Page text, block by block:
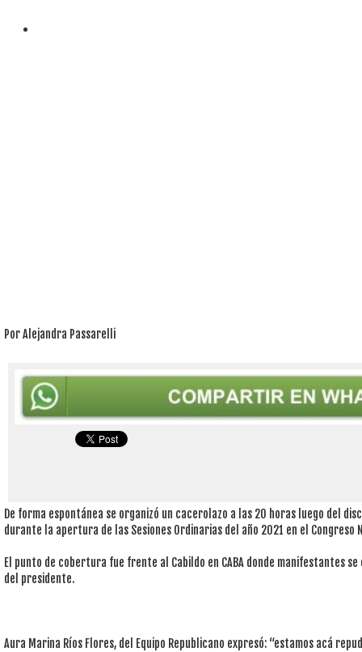
Por Alejandra Passarelli
De forma espontánea se organizó un cacerolazo a las 20 horas luego del
durante la apertura de las Sesiones Ordinarias del año 2021 en el Congreso
El punto de cobertura fue frente al Cabildo en CABA donde manifestantes
del presidente.
Aura Marina Ríos Flores, del Equipo Republicano expresó: “estamos acá